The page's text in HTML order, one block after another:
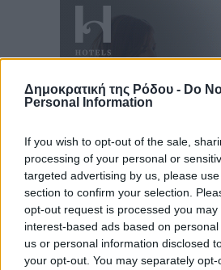
Δημοκρατική της Ρόδου - Do
Personal Information
If you wish to opt-out of the sale,
processing of your personal or
targeted advertising by us, please
section to confirm your selection.
opt-out request is processed you may
interest-based ads based on
us or personal information disclosed
your opt-out. You may separately
Ροή
Ολοκλήρωση του έργου